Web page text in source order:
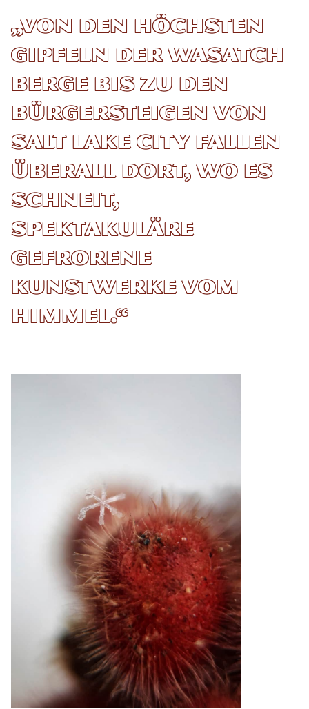
„Von den höchsten
Gipfeln der Wasatch
Berge bis zu den
Bürgersteigen von
Salt Lake City fallen
überall dort, wo es
schneit,
spektakuläre
gefrorene
Kunstwerke vom
Himmel.“